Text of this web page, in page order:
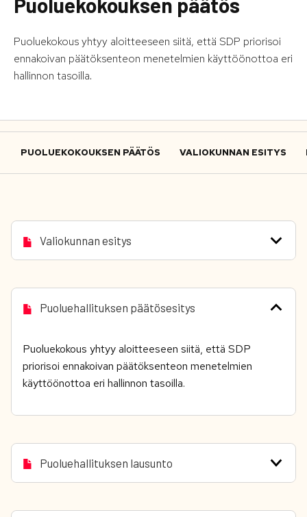
Puoluekokous yhtyy aloitteeseen siitä, että SDP priorisoi
ennakoivan päätöksenteon menetelmien käyttöönottoa eri
hallinnon tasoilla.
PUOLUEKOKOUKSEN PÄÄTÖS VALIOKUNNAN ESITYS
Valiokunnan esitys
Puoluehallituksen päätösesitys
Puoluekokous yhtyy aloitteeseen siitä, että SDP
priorisoi ennakoivan päätöksenteon menetelmien
käyttöönottoa eri hallinnon tasoilla.
Puoluehallituksen lausunto